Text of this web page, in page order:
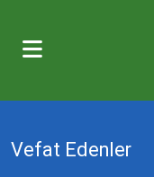
Vefat Edenler